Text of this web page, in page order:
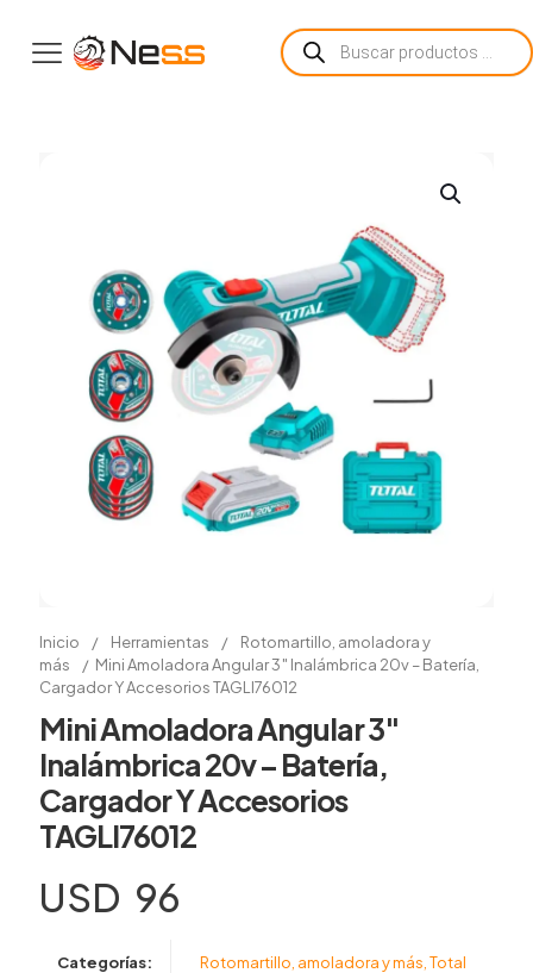
Búsqueda
de
productos
Inicio / Herramientas /
Rotomartillo, amoladora y
más
/ Mini Amoladora Angular 3″ Inalámbrica 20v – Batería,
Cargador Y Accesorios TAGLI76012
Mini Amoladora Angular 3″
Inalámbrica 20v – Batería,
Cargador Y Accesorios
TAGLI76012
USD 96
Categorías: Rotomartillo, amoladora y más Total